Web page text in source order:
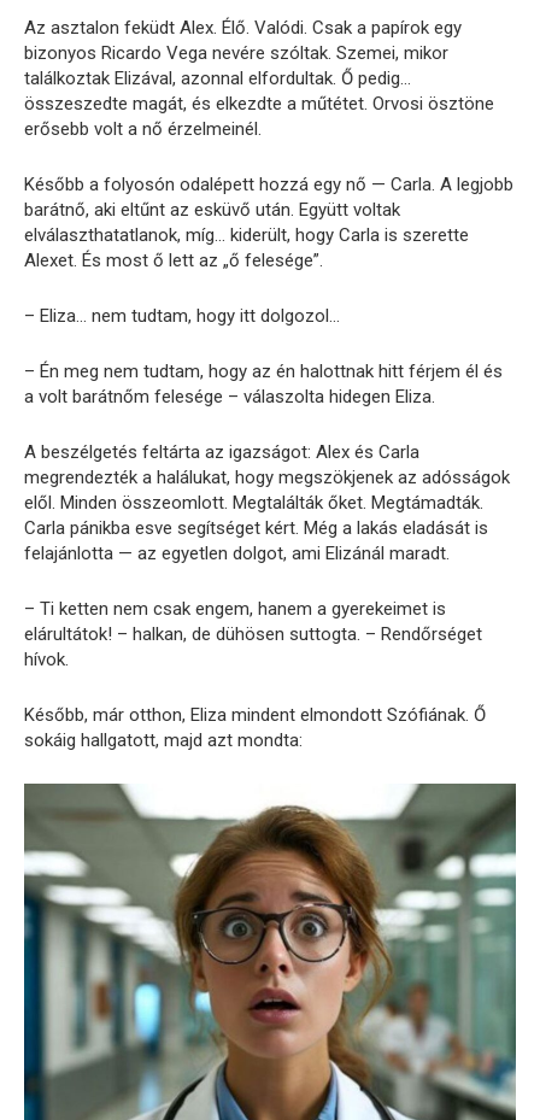
Az asztalon feküdt Alex. Élő. Valódi. Csak a papírok egy
bizonyos Ricardo Vega nevére szóltak. Szemei, mikor
találkoztak Elizával, azonnal elfordultak. Ő pedig…
összeszedte magát, és elkezdte a műtétet. Orvosi ösztöne
erősebb volt a nő érzelmeinél.
Később a folyosón odalépett hozzá egy nő — Carla. A legjobb
barátnő, aki eltűnt az esküvő után. Együtt voltak
elválaszthatatlanok, míg… kiderült, hogy Carla is szerette
Alexet. És most ő lett az „ő felesége”.
– Eliza… nem tudtam, hogy itt dolgozol…
– Én meg nem tudtam, hogy az én halottnak hitt férjem él és
a volt barátnőm felesége – válaszolta hidegen Eliza.
A beszélgetés feltárta az igazságot: Alex és Carla
megrendezték a halálukat, hogy megszökjenek az adósságok
elől. Minden összeomlott. Megtalálták őket. Megtámadták.
Carla pánikba esve segítséget kért. Még a lakás eladását is
felajánlotta — az egyetlen dolgot, ami Elizánál maradt.
– Ti ketten nem csak engem, hanem a gyerekeimet is
elárultátok! – halkan, de dühösen suttogta. – Rendőrséget
hívok.
Később, már otthon, Eliza mindent elmondott Szófiának. Ő
sokáig hallgatott, majd azt mondta: